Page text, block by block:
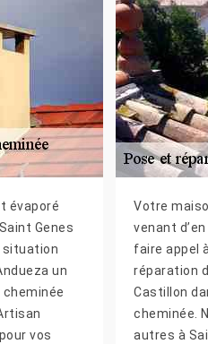
évaporé
Genes
situation
un
vos
Votre
venant
faire appel
réparation
Castillon
cheminée.
autres à